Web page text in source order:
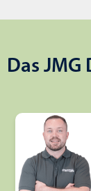
Das JMG